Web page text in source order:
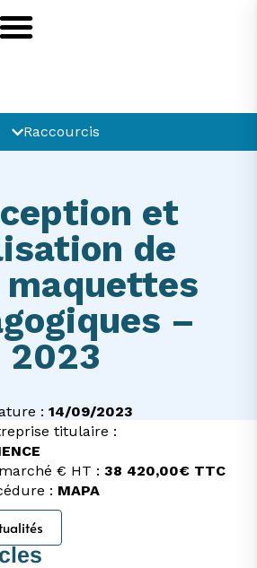
Raccourcis
et
de
maquettes
–
2023
: 14/09/2023
titulaire :
€ HT : 38 420,00€ TTC
: MAPA